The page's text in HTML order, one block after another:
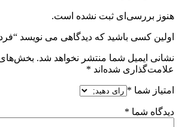
هنوز بررسی‌ای ثبت نشده است.
اولین کسی باشید که دیدگاهی می نویسد
نشانی ایمیل شما منتشر نخواهد شد. بخش‌های
علامت‌گذاری شده‌اند *
امتیاز شما *
دیدگاه شما *